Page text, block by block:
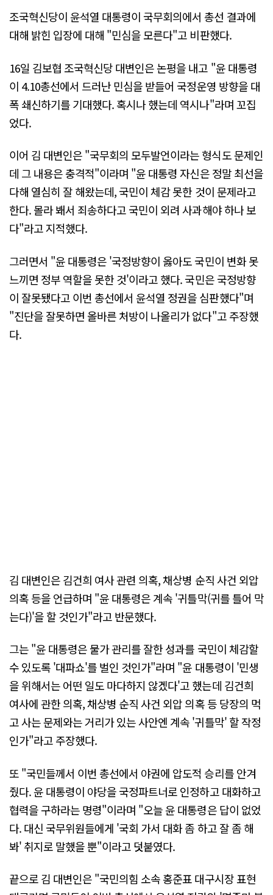
조국혁신당이 윤석열 대통령이 국무회의에서 총선 결과에
대해 밝힌 입장에 대해 "민심을 모른다"고 비판했다.
16일 김보협 조국혁신당 대변인은 논평을 내고 "윤 대통령
이 4.10총선에서 드러난 민심을 받들어 국정운영 방향을 대
폭 쇄신하기를 기대했다. 혹시나 했는데 역시나"라며 꼬집
었다.
이어 김 대변인은 "국무회의 모두발언이라는 형식도 문제인
데 그 내용은 충격적"이라며 "윤 대통령 자신은 정말 최선을
다해 열심히 잘 해왔는데, 국민이 체감 못한 것이 문제라고
한다. 몰라 봬서 죄송하다고 국민이 외려 사과해야 하나 보
다"라고 지적했다.
그러면서 "윤 대통령은 '국정방향이 옳아도 국민이 변화 못
느끼면 정부 역할을 못한 것'이라고 했다. 국민은 국정방향
이 잘못됐다고 이번 총선에서 윤석열 정권을 심판했다"며
"진단을 잘못하면 올바른 처방이 나올리가 없다"고 주장했
다.
김 대변인은 김건희 여사 관련 의혹, 채상병 순직 사건 외압
의혹 등을 언급하며 "윤 대통령은 계속 '귀틀막(귀를 틀어 막
는다)'을 할 것인가"라고 반문했다.
그는 "윤 대통령은 물가 관리를 잘한 성과를 국민이 체감할
수 있도록 '대파쇼'를 벌인 것인가"라며 "윤 대통령이 '민생
을 위해서는 어떤 일도 마다하지 않겠다'고 했는데 김건희
여사에 관한 의혹, 채상병 순직 사건 외압 의혹 등 당장의 먹
고 사는 문제와는 거리가 있는 사안엔 계속 '귀틀막' 할 작정
인가"라고 주장했다.
또 "국민들께서 이번 총선에서 야권에 압도적 승리를 안겨
줬다. 윤 대통령이 야당을 국정파트너로 인정하고 대화하고
협력을 구하라는 명령"이라며 "오늘 윤 대통령은 답이 없었
다. 대신 국무위원들에게 '국회 가서 대화 좀 하고 잘 좀 해
봐' 취지로 말했을 뿐"이라고 덧붙였다.
끝으로 김 대변인은 "국민의힘 소속 홍준표 대구시장 표현